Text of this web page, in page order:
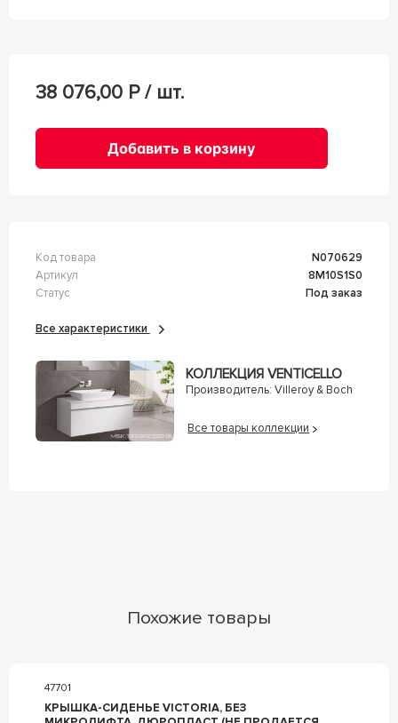
38 076,00 Р / шт.
Добавить в корзину
Код товара
n070629
Артикул
8M10S1S0
Статус
Под заказ
Все характеристики
КОЛЛЕКЦИЯ VENTICELLO
Производитель: Villeroy & Boch
Все товары коллекции
Похожие товары
47701
КРЫШКА-СИДЕНЬЕ VICTORIA, БЕЗ